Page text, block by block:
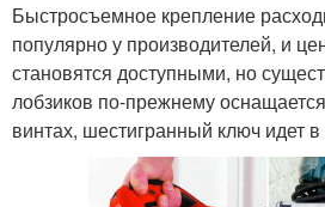
Быстросъемное крепление
популярно у производителей, и
становятся доступными, но
лобзиков по-прежнему
винтах, шестигранный ключ идет в